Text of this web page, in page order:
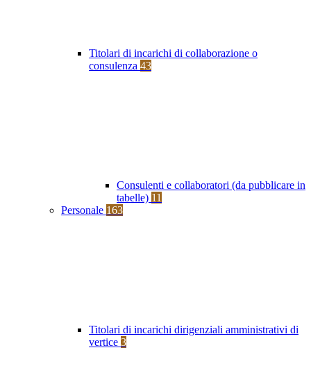
Titolari di incarichi di collaborazione o
consulenza 43
Consulenti e collaboratori (da pubblicare in
tabelle) 11
Personale 163
Titolari di incarichi dirigenziali amministrativi di
vertice 3